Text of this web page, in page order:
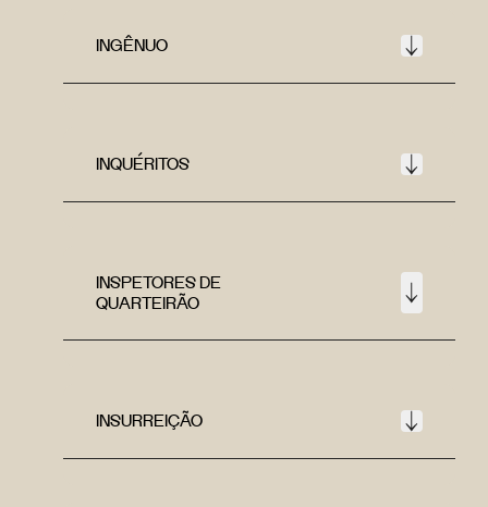
INGÊNUO
INQUÉRITOS
INSPETORES DE
QUARTEIRÃO
INSURREIÇÃO